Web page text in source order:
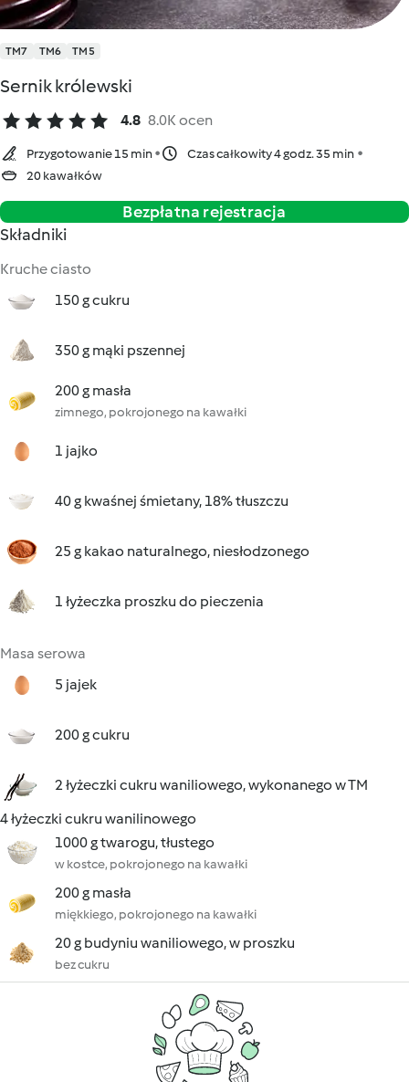
TM7 TM6 TM5
Sernik królewski
4.8 8.0K ocen
Przygotowanie 15 min
Czas całkowity 4 godz. 35 min
20 kawałków
Bezpłatna rejestracja
Składniki
Kruche ciasto
150 g cukru
350 g mąki pszennej
200 g masła
zimnego, pokrojonego na kawałki
1 jajko
40 g kwaśnej śmietany, 18% tłuszczu
25 g kakao naturalnego, niesłodzonego
1 łyżeczka proszku do pieczenia
Masa serowa
5 jajek
200 g cukru
2 łyżeczki cukru waniliowego, wykonanego w TM
4 łyżeczki cukru wanilinowego
1000 g twarogu, tłustego
w kostce, pokrojonego na kawałki
200 g masła
miękkiego, pokrojonego na kawałki
20 g budyniu waniliowego, w proszku
bez cukru